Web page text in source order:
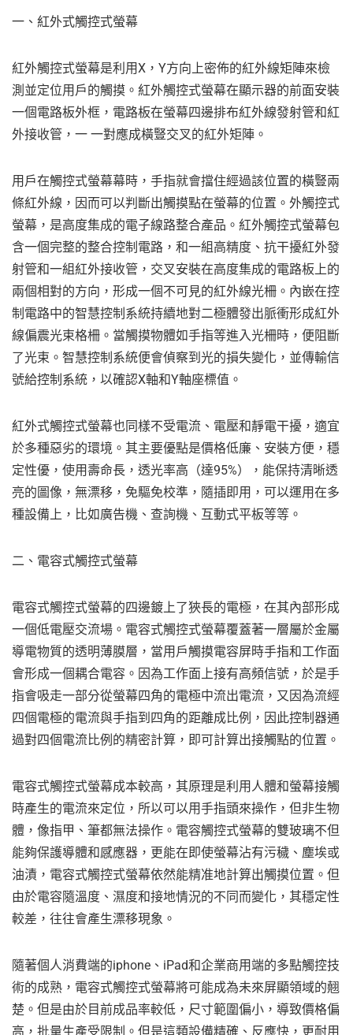
一、紅外式觸控式螢幕
紅外觸控式螢幕是利用X，Y方向上密佈的紅外線矩陣來檢
測並定位用戶的觸摸。紅外觸控式螢幕在顯示器的前面安裝
一個電路板外框，電路板在螢幕四邊排布紅外線發射管和紅
外接收管，一 一對應成橫豎交叉的紅外矩陣。
用戶在觸控式螢幕幕時，手指就會擋住經過該位置的橫豎兩
條紅外線，因而可以判斷出觸摸點在螢幕的位置。外觸控式
螢幕，是高度集成的電子線路整合產品。紅外觸控式螢幕包
含一個完整的整合控制電路，和一組高精度、抗干擾紅外發
射管和一組紅外接收管，交叉安裝在高度集成的電路板上的
兩個相對的方向，形成一個不可見的紅外線光柵。內嵌在控
制電路中的智慧控制系統持續地對二極體發出脈衝形成紅外
線偏震光束格柵。當觸摸物體如手指等進入光柵時，便阻斷
了光束。智慧控制系統便會偵察到光的損失變化，並傳輸信
號給控制系統，以確認X軸和Y軸座標值。
紅外式觸控式螢幕也同樣不受電流、電壓和靜電干擾，適宜
於多種惡劣的環境。其主要優點是價格低廉、安裝方便，穩
定性優，使用壽命長，透光率高（達95%），能保持清晰透
亮的圖像，無漂移，免驅免校準，隨插即用，可以運用在多
種設備上，比如廣告機、查詢機、互動式平板等等。
二、電容式觸控式螢幕
電容式觸控式螢幕的四邊鍍上了狹長的電極，在其內部形成
一個低電壓交流場。電容式觸控式螢幕覆蓋著一層屬於金屬
導電物質的透明薄膜層，當用戶觸摸電容屏時手指和工作面
會形成一個耦合電容。因為工作面上接有高頻信號，於是手
指會吸走一部分從螢幕四角的電極中流出電流，又因為流經
四個電極的電流與手指到四角的距離成比例，因此控制器通
過對四個電流比例的精密計算，即可計算出接觸點的位置。
電容式觸控式螢幕成本較高，其原理是利用人體和螢幕接觸
時產生的電流來定位，所以可以用手指頭來操作，但非生物
體，像指甲、筆都無法操作。電容觸控式螢幕的雙玻璃不但
能夠保護導體和感應器，更能在即使螢幕沾有污穢、塵埃或
油漬，電容式觸控式螢幕依然能精准地計算出觸摸位置。但
由於電容隨溫度、濕度和接地情況的不同而變化，其穩定性
較差，往往會產生漂移現象。
隨著個人消費端的iphone、iPad和企業商用端的多點觸控技
術的成熟，電容式觸控式螢幕將可能成為未來屏顯領域的翹
楚。但是由於目前成品率較低，尺寸範圍偏小，導致價格偏
高，批量生產受限制。但是這類設備精確、反應快，更耐用